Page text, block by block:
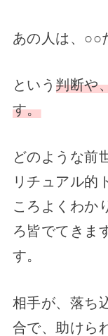
あの人は、○○
という 判断や
す。
どのような前
リチュアル的
ころよくわか
ろ皆でてきま
す。
相手が、落ち
合で、助けら